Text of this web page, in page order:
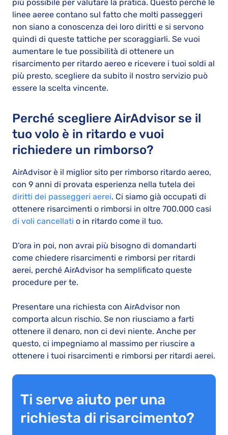
più possibile per valutare la pratica. Questo perché le
linee aeree contano sul fatto che molti passeggeri
non siano a conoscenza dei loro diritti e si servono
quindi di queste tattiche per scoraggiarli. Se vuoi
aumentare le tue possibilità di ottenere un
risarcimento per ritardo aereo e ricevere i tuoi soldi al
più presto, scegliere da subito il nostro servizio può
essere la scelta vincente.
Perché scegliere AirAdvisor se il
tuo volo è in ritardo e vuoi
richiedere un rimborso?
AirAdvisor è il miglior sito per rimborso ritardo aereo,
con 9 anni di provata esperienza nella tutela dei
diritti dei passeggeri aerei. Ci siamo già occupati di
ottenere risarcimenti o rimborsi in oltre 700.000 casi
di voli cancellati o in ritardo come il tuo.
D’ora in poi, non avrai più bisogno di domandarti
come chiedere risarcimenti e rimborsi per ritardi
aerei, perché AirAdvisor ha semplificato queste
procedure per te.
Presentare una richiesta con AirAdvisor non
comporta alcun rischio. Se non riusciamo a farti
ottenere il denaro, non ci devi niente. Anche per
questo, ci impegniamo al massimo per riuscire a
ottenere i tuoi risarcimenti e rimborsi per ritardi aerei.
Ti serve aiuto per una
richiesta di risarcimento?